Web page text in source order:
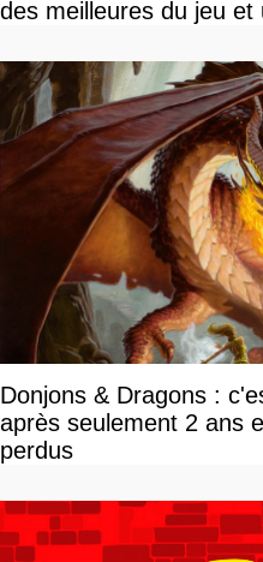
des meilleures du jeu et
Donjons & Dragons :
après seulement 2 ans
perdus